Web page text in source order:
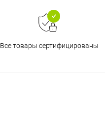
Все товары сертифицированы